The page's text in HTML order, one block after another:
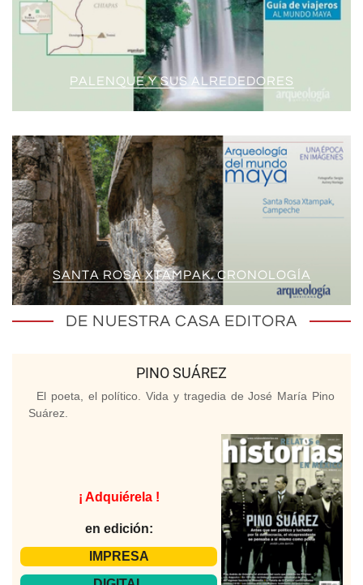
PALENQUE Y SUS ALREDEDORES
SANTA ROSA XTAMPAK. CRONOLOGÍA
DE NUESTRA CASA EDITORA
PINO SUÁREZ
El poeta, el político. Vida y tragedia de José María Pino
Suárez.
¡ Adquiérela !
en edición:
IMPRESA